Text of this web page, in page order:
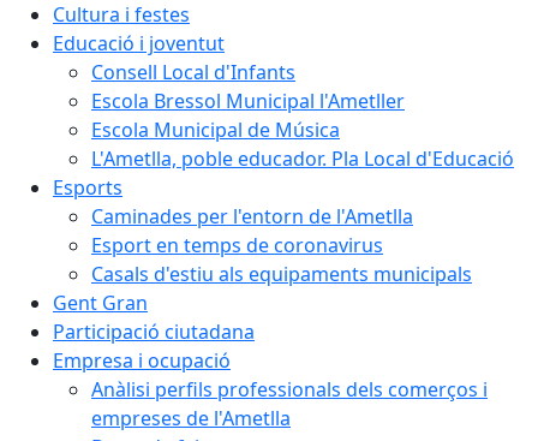
Cultura i festes
Educació i joventut
Consell Local d'Infants
Escola Bressol Municipal l'Ametller
Escola Municipal de Música
L'Ametlla, poble educador. Pla Local d'Educació
Esports
Caminades per l'entorn de l'Ametlla
Esport en temps de coronavirus
Casals d'estiu als equipaments municipals
Gent Gran
Participació ciutadana
Empresa i ocupació
Anàlisi perfils professionals dels comerços i
empreses de l'Ametlla